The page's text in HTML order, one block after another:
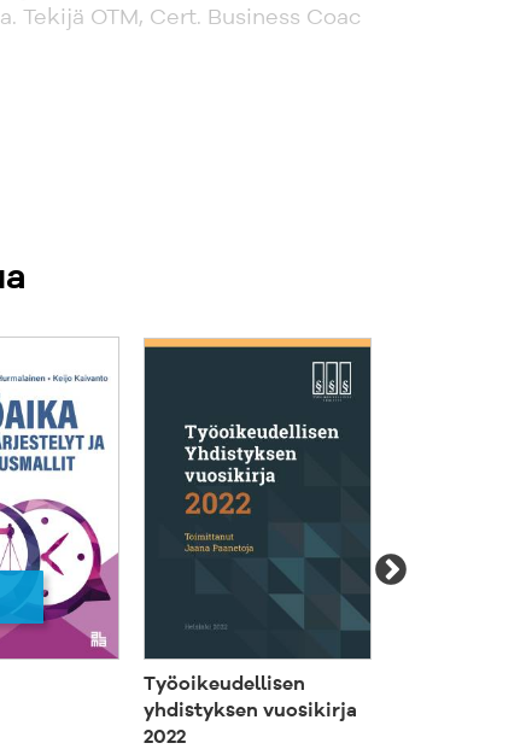
Tekijä OTM, Cert. Business Coac
Työoikeudellisen
yhdistyksen vuosikirja
2022